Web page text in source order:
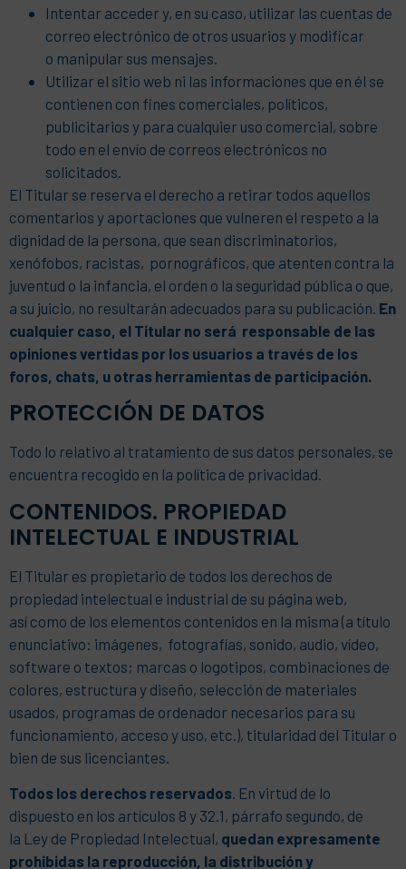
Intentar acceder y, en su caso, utilizar las cuentas de
correo electrónico de otros usuarios y modificar
o manipular sus mensajes.
Utilizar el sitio web ni las informaciones que en él se
contienen con fines comerciales, políticos,
publicitarios y para cualquier uso comercial, sobre
todo en el envío de correos electrónicos no
solicitados.
El Titular se reserva el derecho a retirar todos aquellos
comentarios y aportaciones que vulneren el respeto a la
dignidad de la persona, que sean discriminatorios,
xenófobos, racistas, pornográficos, que atenten contra la
juventud o la infancia, el orden o la seguridad pública o que,
a su juicio, no resultarán adecuados para su publicación. En
cualquier caso, el Titular no será responsable de las
opiniones vertidas por los usuarios a través de los
foros, chats, u otras herramientas de participación.
PROTECCIÓN DE DATOS
Todo lo relativo al tratamiento de sus datos personales, se
encuentra recogido en la política de privacidad.
CONTENIDOS. PROPIEDAD
INTELECTUAL E INDUSTRIAL
El Titular es propietario de todos los derechos de
propiedad intelectual e industrial de su página web,
así como de los elementos contenidos en la misma (a título
enunciativo: imágenes, fotografías, sonido, audio, vídeo,
software o textos; marcas o logotipos, combinaciones de
colores, estructura y diseño, selección de materiales
usados, programas de ordenador necesarios para su
funcionamiento, acceso y uso, etc.), titularidad del Titular o
bien de sus licenciantes.
Todos los derechos reservados. En virtud de lo
dispuesto en los artículos 8 y 32.1, párrafo segundo, de
la Ley de Propiedad Intelectual, quedan expresamente
prohibidas la reproducción, la distribución y